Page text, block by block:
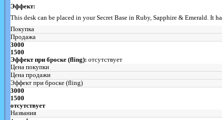
Эффект:
This desk can be placed in your Secret Base in Ruby, Sapphire & Emerald.
Покупка
Продажа
3000
1500
Эффект при броске (fling): отсутствует
Цена покупки
Цена продажи
Эффект при броске (fling)
3000
1500
отсутствует
Названия